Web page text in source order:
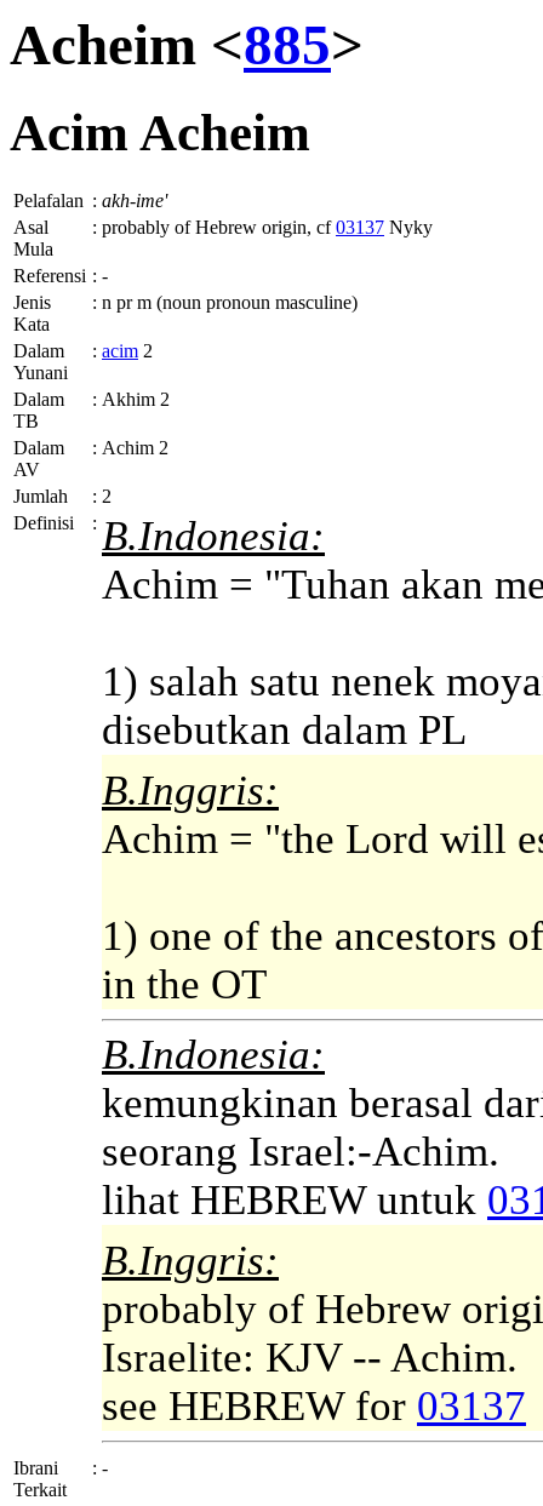
Acheim <885>
Acim Acheim
Pelafalan : akh-ime'
Asal
Mula
: probably of Hebrew origin, cf03137 Nyky
Referensi : -
Jenis
Kata
: n pr m (noun pronoun masculine)
Dalam
Yunani
: acim 2
Dalam
TB
: Akhim 2
Dalam
AV
: Achim 2
Jumlah : 2
Definisi
: B.Indonesia:
Achim = "Tuhan akan
1) salah satu nenek
disebutkan dalam PL
B.Inggris:
Achim = "the Lord will
1) one of the ancestors
in the OT
B.Indonesia:
kemungkinan berasal
seorang Israel:-Achim.
lihat HEBREW untuk
B.Inggris:
probably of Hebrew
Israelite: KJV -- Achim.
see HEBREW for 03137
Ibrani
Terkait
: -